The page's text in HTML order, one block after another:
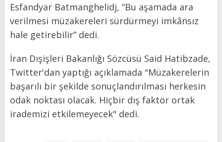
Esfandyar Batmanghelidj, ‘‘Bu aşamada ara
verilmesi müzakereleri sürdürmeyi imkânsız
hale getirebilir” dedi.
İran Dışişleri Bakanlığı Sözcüsü Said Hatibzade,
Twitter'dan yaptığı açıklamada "Müzakerelerin
başarılı bir şekilde sonuçlandırılması herkesin
odak noktası olacak. Hiçbir dış faktör ortak
irademizi etkilemeyecek" dedi.